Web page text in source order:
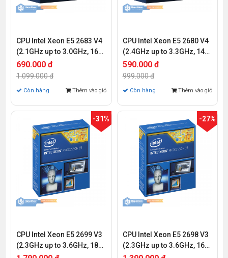
CPU Intel Xeon E5 2683 V4
(2.1GHz up to 3.0GHz, 16
Cores 32 Threads, 40MB
Cache, Socket Intel LGA
690.000 đ
1.099.000 đ
Còn hàng Thêm vào giỏ
CPU Intel Xeon E5 2680 V4
(2.4GHz up to 3.3GHz, 14
Cores 28 Threads, 35MB
Cache, Socket Intel LGA
590.000 đ
999.000 đ
Còn hàng Thêm vào giỏ
-31%
CPU Intel Xeon E5 2699 V3
(2.3GHz up to 3.6GHz, 18
Cores 36 Threads, 45MB
-27%
CPU Intel Xeon E5 2698 V3
(2.3GHz up to 3.6GHz, 16
Cores 32 Threads, 40MB